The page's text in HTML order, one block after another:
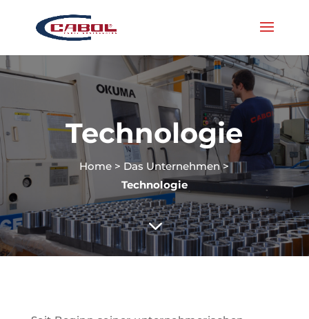
Technologie
Home > Das Unternehmen>
Technologie
3